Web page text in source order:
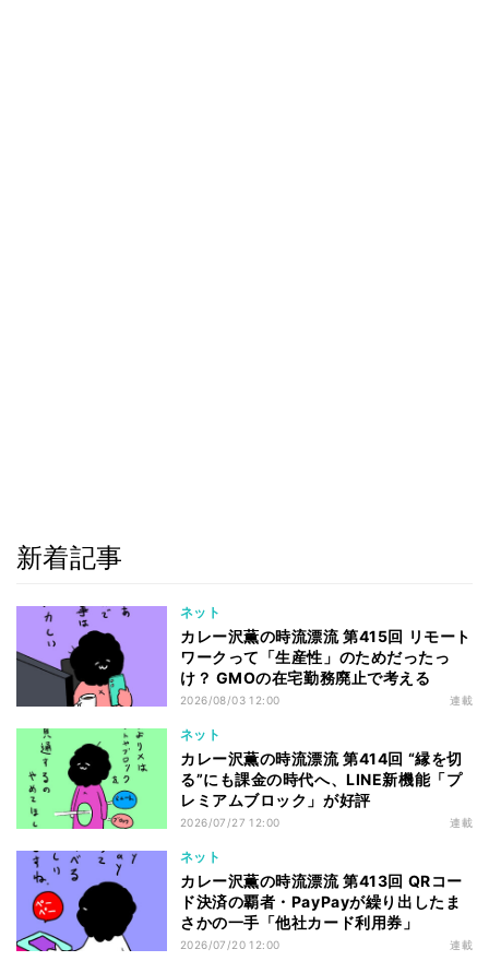
新着記事
ネット
カレー沢薫の時流漂流 第415回 リモート
ワークって「生産性」のためだったっ
け？ GMOの在宅勤務廃止で考える
2026/08/03 12:00 連載
ネット
カレー沢薫の時流漂流 第414回 “縁を切
る”にも課金の時代へ、LINE新機能「プ
レミアムブロック」が好評
2026/07/27 12:00 連載
ネット
カレー沢薫の時流漂流 第413回 QRコー
ド決済の覇者・PayPayが繰り出したま
さかの一手「他社カード利用券」
2026/07/20 12:00 連載